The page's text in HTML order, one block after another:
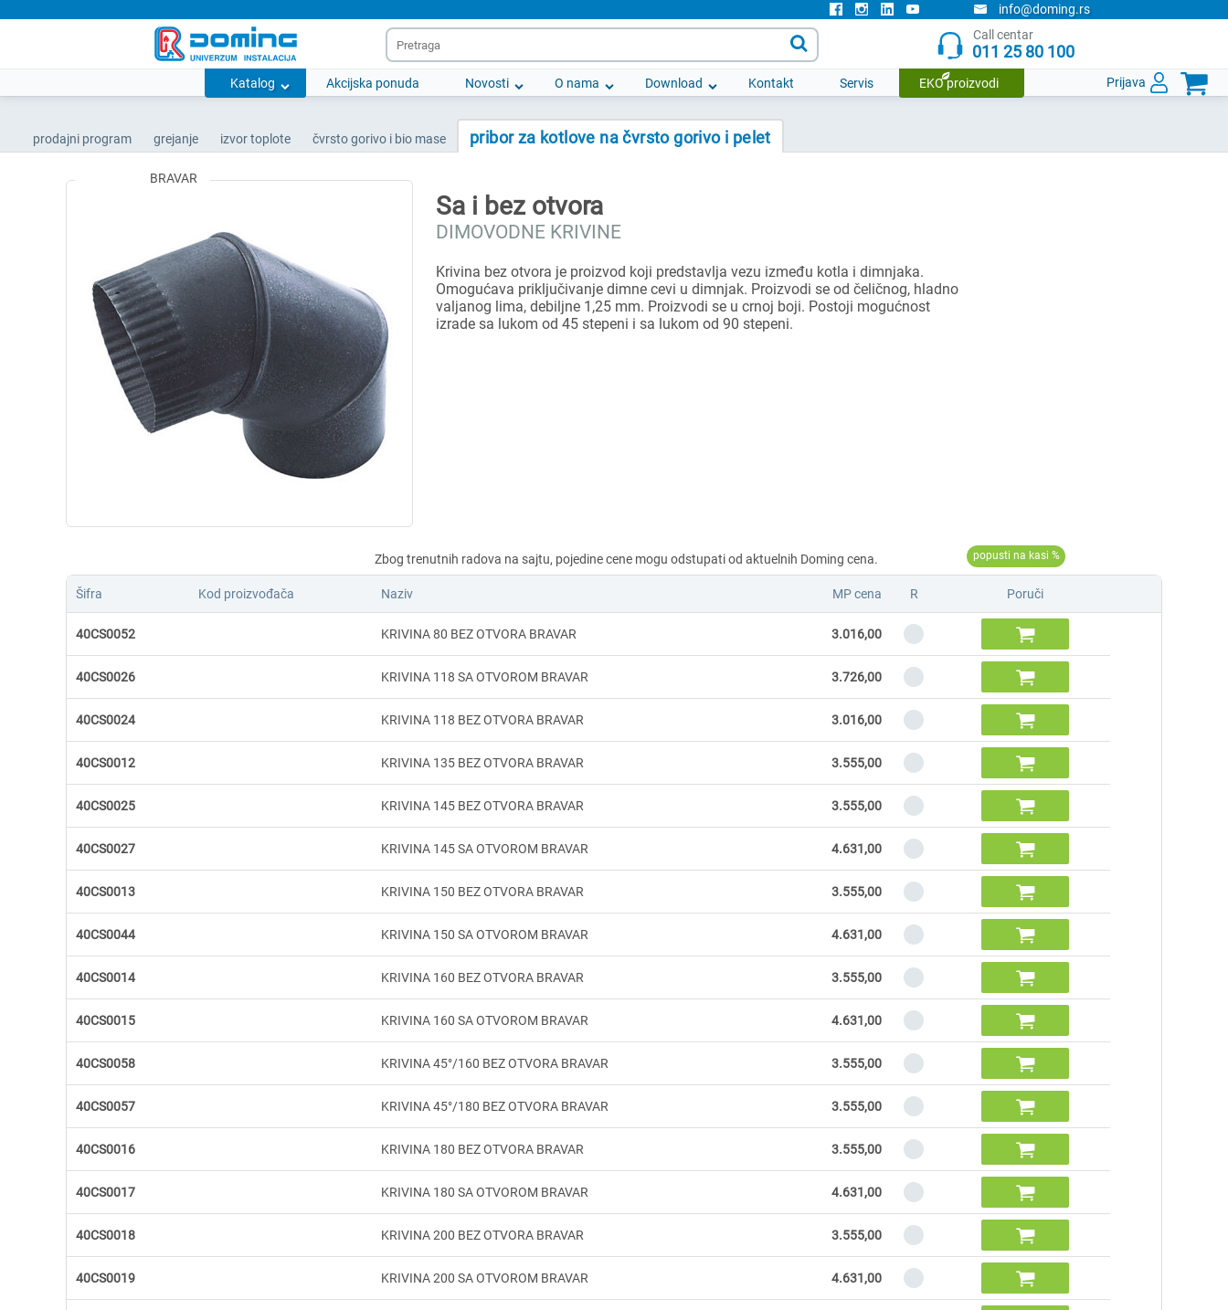
info@doming.rs
Call centar
011 25 80 100
Katalog Akcijska ponuda Novosti O nama Download Kontakt Servis EKO proizvodi Prijava 

prodajni program grejanje izvor toplote čvrsto gorivo i bio mase pribor za kotlove na čvrsto gorivo i pelet
BRAVAR
Sa i bez otvora
DIMOVODNE KRIVINE
Krivina bez otvora je proizvod koji predstavlja vezu između kotla i dimnjaka.
Omogućava priključivanje dimne cevi u dimnjak. Proizvodi se od čeličnog, hladno
valjanog lima, debiljne 1,25 mm. Proizvodi se u crnoj boji. Postoji mogućnost
izrade sa lukom od 45 stepeni i sa lukom od 90 stepeni.
Šifra Kod proizvođača Naziv MP cena R Poruči
40CS0052 KRIVINA 80 BEZ OTVORA BRAVAR 3.016,00 
40CS0026 KRIVINA 118 SA OTVOROM BRAVAR 3.726,00 
40CS0024 KRIVINA 118 BEZ OTVORA BRAVAR 3.016,00 
40CS0012 KRIVINA 135 BEZ OTVORA BRAVAR 3.555,00 
40CS0025 KRIVINA 145 BEZ OTVORA BRAVAR 3.555,00 
40CS0027 KRIVINA 145 SA OTVOROM BRAVAR 4.631,00 
40CS0013 KRIVINA 150 BEZ OTVORA BRAVAR 3.555,00 
40CS0044 KRIVINA 150 SA OTVOROM BRAVAR 4.631,00 
40CS0014 KRIVINA 160 BEZ OTVORA BRAVAR 3.555,00 
40CS0015 KRIVINA 160 SA OTVOROM BRAVAR 4.631,00 
40CS0058 KRIVINA 45°/160 BEZ OTVORA BRAVAR 3.555,00 
40CS0057 KRIVINA 45°/180 BEZ OTVORA BRAVAR 3.555,00 
40CS0016 KRIVINA 180 BEZ OTVORA BRAVAR 3.555,00 
40CS0017 KRIVINA 180 SA OTVOROM BRAVAR 4.631,00 
40CS0018 KRIVINA 200 BEZ OTVORA BRAVAR 3.555,00 
40CS0019 KRIVINA 200 SA OTVOROM BRAVAR 4.631,00 